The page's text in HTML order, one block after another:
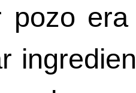
pozo